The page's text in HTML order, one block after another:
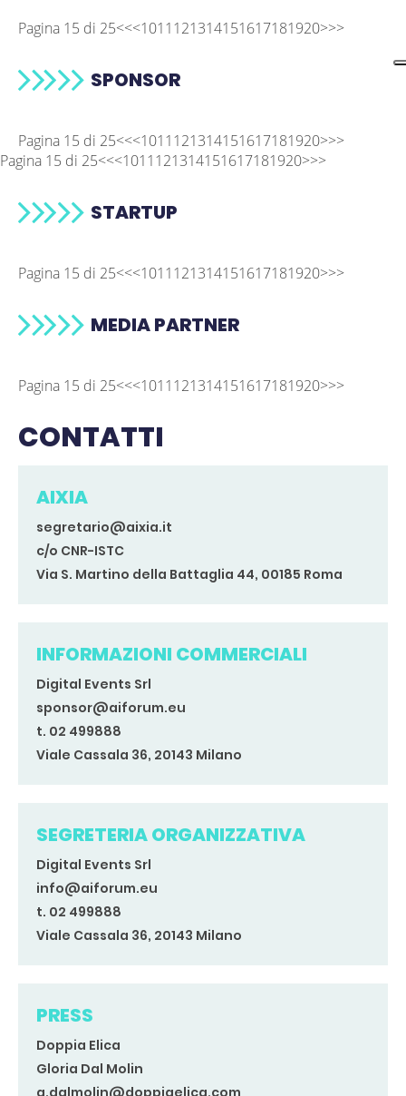
Pagina 15 di 25<<<1011121314151617181920>>>
SPONSOR
Pagina 15 di 25<<<1011121314151617181920>>>
Pagina 15 di 25<<<1011121314151617181920>>>
STARTUP
Pagina 15 di 25<<<1011121314151617181920>>>
MEDIA PARTNER
Pagina 15 di 25<<<1011121314151617181920>>>
CONTATTI
AIXIA
segretario@aixia.it
c/o CNR-ISTC
Via S. Martino della Battaglia 44, 00185 Roma
INFORMAZIONI COMMERCIALI
Digital Events Srl
sponsor@aiforum.eu
t. 02 499888
Viale Cassala 36, 20143 Milano
SEGRETERIA ORGANIZZATIVA
Digital Events Srl
info@aiforum.eu
t. 02 499888
Viale Cassala 36, 20143 Milano
PRESS
Doppia Elica
Gloria Dal Molin